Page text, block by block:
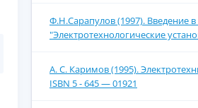
Ф.Н.Сарапулов (1997). Введение
"Электротехнологические
А. С. Каримов (1995).
ISBN 5 - 645 — 01921